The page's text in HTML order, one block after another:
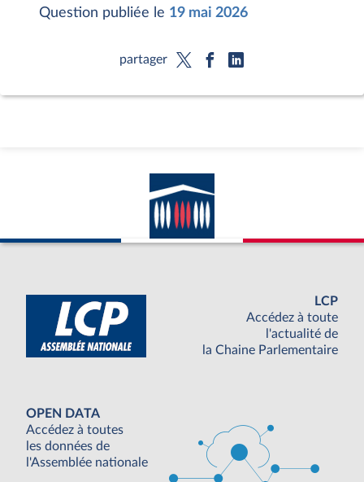
Question publiée le 19 mai 2026
partager
LCP
Accédez à toute
l'actualité de
la Chaine Parlementaire
OPEN DATA
Accédez à toutes
les données de
l'Assemblée nationale